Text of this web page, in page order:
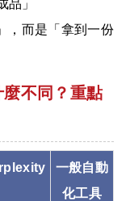
品」
，而是「拿到一份
不同？重點
一般自動
化工具